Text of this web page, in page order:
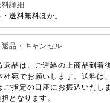
料詳細
送料無料ほか。
品・キャンセル
返品は、ご連絡の上商品到着
社宛でお願いします。送料は
ご指定の口座にお振込いたし
となります。